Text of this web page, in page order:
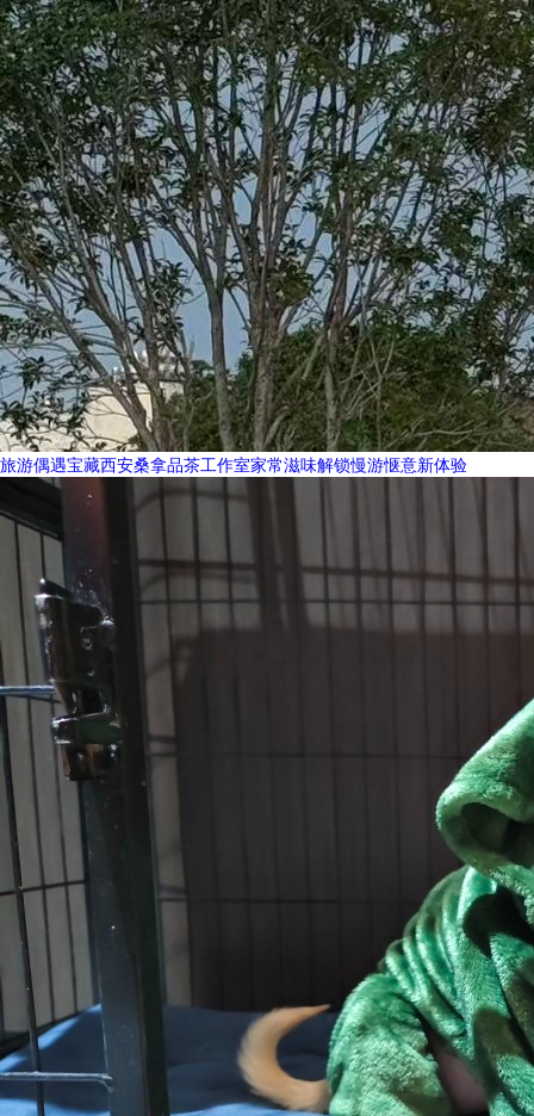
旅游偶遇宝藏西安桑拿品茶工作室家常滋味解锁慢游惬意新体验